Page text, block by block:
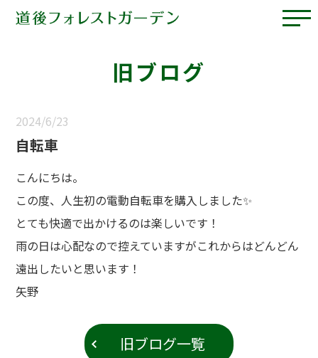
旧ブログ
2024/6/23
自転車
こんにちは。
この度、人生初の電動自転車を購入しました✨
とても快適で出かけるのは楽しいです！
雨の日は心配なので控えていますがこれからはどんどん
遠出したいと思います！
矢野
旧ブログ一覧